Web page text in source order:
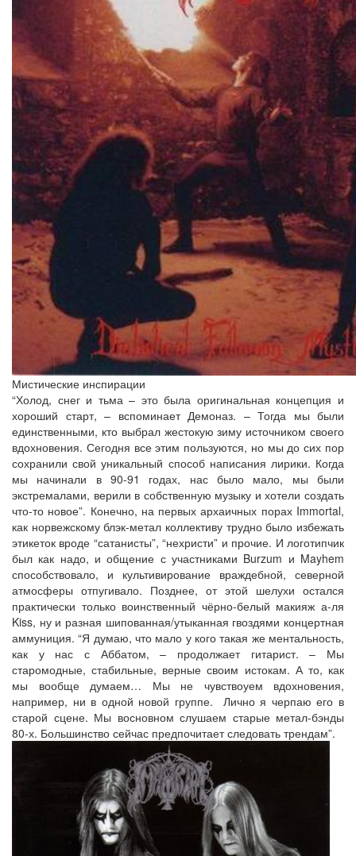
Мистические инспирации
“Холод, снег и тьма – это была оригинальная концепция и
хороший старт, – вспоминает Демоназ. – Тогда мы были
единственными, кто выбрал жестокую зиму источником своего
вдохновения. Сегодня все этим пользуются, но мы до сих пор
сохранили свой уникальный способ написания лирики. Когда
мы начинали в 90-91 годах, нас было мало, мы были
экстремалами, верили в собственную музыку и хотели создать
что-то новое”. Конечно, на первых архаичных порах Immortal,
как норвежскому блэк-метал коллективу трудно было избежать
этикеток вроде “сатанисты”, “нехристи” и прочие. И логотипчик
был как надо, и общение с участниками Burzum и Mayhem
способствовало, и культивирование враждебной, северной
атмосферы отпугивало. Позднее, от этой шелухи остался
практически только воинственный чёрно-белый макияж а-ля
Kiss, ну и разная шипованная/утыканная гвоздями концертная
аммуниция. “Я думаю, что мало у кого такая же ментальность,
как у нас с Аббатом, – продолжает гитарист. – Мы
старомодные, стабильные, верные своим истокам. А то, как
мы вообще думаем… Мы не чувствоуем вдохновения,
например, ни в одной новой группе. Лично я черпаю его в
старой сцене. Мы восновном слушаем старые метал-бэнды
80-х. Большинство сейчас предпочитает следовать трендам”.